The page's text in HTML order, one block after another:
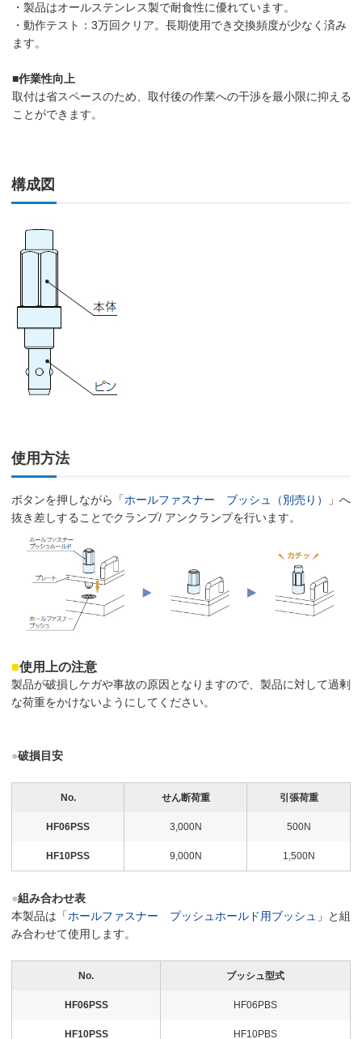
・製品はオールステンレス製で耐食性に優れています。
・動作テスト：3万回クリア。長期使用でき交換頻度が少なく済み
ます。
■作業性向上
取付は省スペースのため、取付後の作業への干渉を最小限に抑える
ことができます。
構成図
使用方法
ボタンを押しながら「ホールファスナー ブッシュ（別売り）
」へ
抜き差しすることでクランプ/ アンクランプを行います。
■使用上の注意
製品が破損しケガや事故の原因となりますので、製品に対して過剰
な荷重をかけないようにしてください。
●破損目安
No. せん断荷重 引張荷重
HF06PSS 3,000N 500N
HF10PSS 9,000N 1,500N
●組み合わせ表
本製品は「ホールファスナー プッシュホールド用ブッシュ 」と組
み合わせて使用します。
No. ブッシュ型式
HF06PSS HF06PBS
HF10PSS HF10PBS